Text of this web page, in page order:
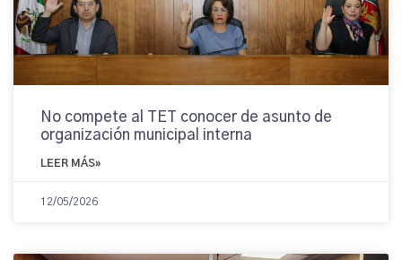
No compete al TET conocer de asunto de
organización municipal interna
LEER MÁS»
12/05/2026